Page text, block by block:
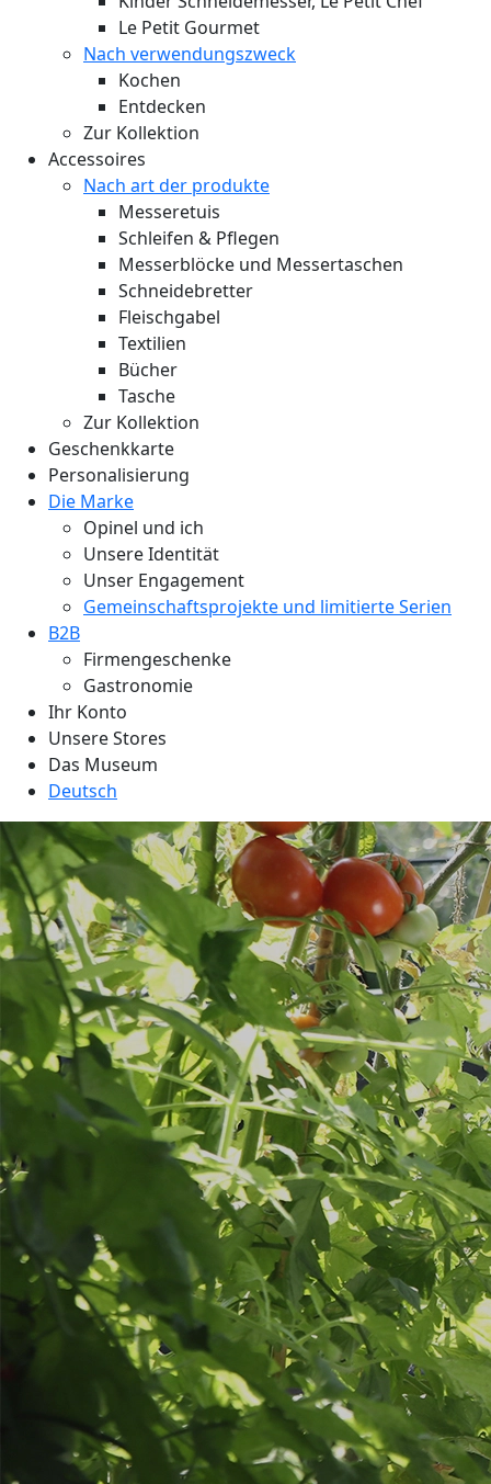
Le Petit Gourmet
Nach verwendungszweck
Kochen
Entdecken
Zur Kollektion
Accessoires
Nach art der produkte
Messeretuis
Schleifen & Pflegen
Messerblöcke und Messertaschen
Schneidebretter
Fleischgabel
Textilien
Bücher
Tasche
Zur Kollektion
Geschenkkarte
Personalisierung
Die Marke
Opinel und ich
Unsere Identität
Unser Engagement
Gemeinschaftsprojekte und limitierte Serien
B2B
Firmengeschenke
Gastronomie
Ihr Konto
Unsere Stores
Das Museum
Deutsch